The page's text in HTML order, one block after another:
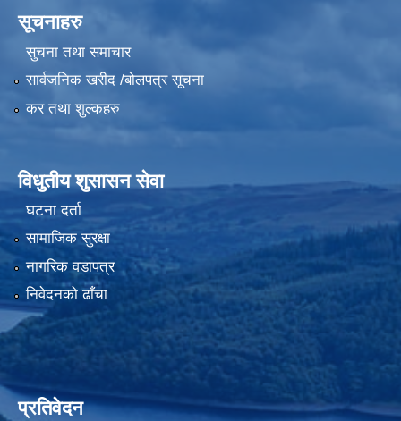
सूचनाहरु
सुचना तथा समाचार
सार्वजनिक खरीद /बोलपत्र सूचना
कर तथा शुल्कहरु
विधुतीय शुसासन सेवा
घटना दर्ता
सामाजिक सुरक्षा
नागरिक वडापत्र
निवेदनको ढाँचा
प्रतिवेदन